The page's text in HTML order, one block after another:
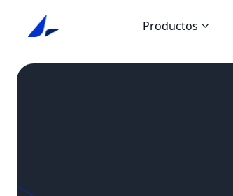
Productos